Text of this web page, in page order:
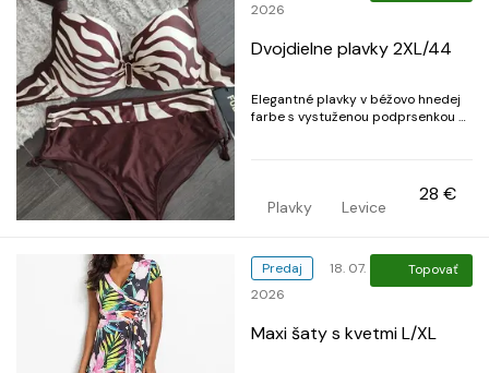
2026
Dvojdielne plavky 2XL/44
Elegantné plavky v béžovo hnedej
farbe s vystuženou podprsenkou a
Plavky Levice
28 €
Predaj
18. 07.
2026
Topovať
Maxi šaty s kvetmi L/XL